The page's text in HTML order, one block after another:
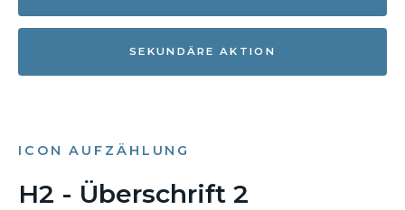
SEKUNDÄRE AKTION
ICON AUFZÄHLUNG
H2 - Überschrift 2